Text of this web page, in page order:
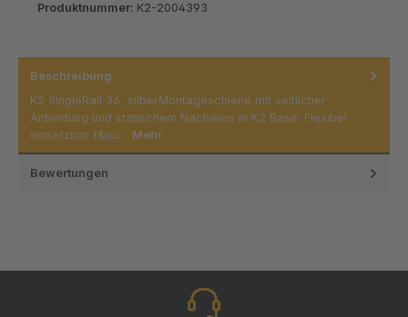
Produktnummer: K2-2004393
Beschreibung
K2 SingleRail 36, silberMontageschiene mit seitlicher
Anbindung und statischem Nachweis in K2 Base. Flexibel
einsetzbar f&uu… Mehr
Bewertungen